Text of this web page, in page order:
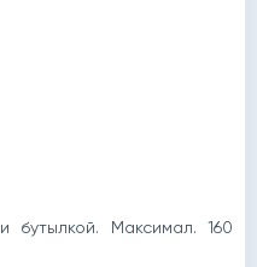
бутылкой. Максимал. 160